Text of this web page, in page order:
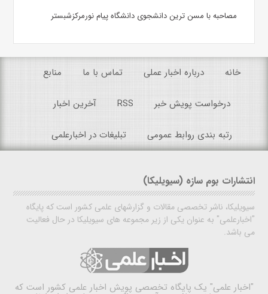
مصاحبه با مسن ترین دانشجوی دانشگاه پیام نورمرکزشبستر
خانه درباره اخبار عملی تماس با ما منابع
درخواست پویش خبر RSS آخرین اخبار
رتبه بندی روابط عمومی تبلیغات در اخبارعلمی
انتشارات بوم سازه (سیویلیکا)
سیویلیکا، ناشر تخصصی مقالات و گزارشهای علمی کشور است که پایگاه
"اخبارعلمی" به عنوان یکی از زیر مجموعه های سیویلیکا در حال فعالیت
می باشد.
"اخبار علمی" یک پایگاه تخصصی پویش اخبار علمی کشور است که